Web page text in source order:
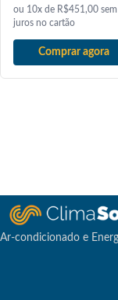
ou 10x de R$451,00 sem
juros no cartão
Comprar agora
Ar-condicionado e